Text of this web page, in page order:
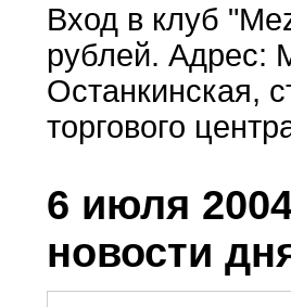
Вход в клуб
рублей. Адрес:
Останкинская,
торгового
6 июля
новости